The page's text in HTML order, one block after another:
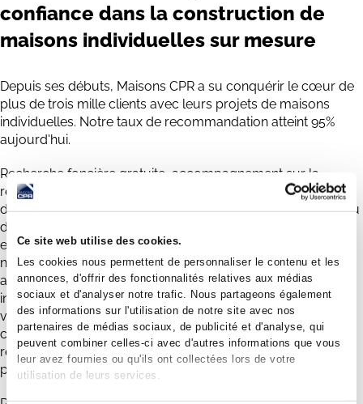
Ce site web utilise des cookies.
Les cookies nous permettent de personnaliser le contenu et les
annonces, d'offrir des fonctionnalités relatives aux médias
sociaux et d'analyser notre trafic. Nous partageons également
des informations sur l'utilisation de notre site avec nos
partenaires de médias sociaux, de publicité et d'analyse, qui
peuvent combiner celles-ci avec d'autres informations que vous
leur avez fournies ou qu'ils ont collectées lors de votre
utilisation de leurs services.
confiance dans la construction de
maisons individuelles sur mesure
Depuis ses débuts, Maisons CPR a su conquérir le cœur de
plus de trois mille clients avec leurs projets de maisons
individuelles. Notre taux de recommandation atteint 95%
aujourd'hui.
Recherche foncière gratuite, accompagnement sur la
recherche des financements avec un courtier immobilier,
définition des plans de votre maison à l'aide de notre bureau
d'études composé de 25 techniciens inventifs, des remises
exceptionnelles pour l'agencement de votre intérieur avec
notre marque BØ.HOME, des garanties qui vous protègent
avec le CCMI (contrat de construction de maison
individuelle), + de seize conducteurs de travaux & quatre-
vingts collaborateurs internes dédiés à la conduite de
chantier et à la réalisation des éléments des maisons, une
réponse du SAV en moins de 48h pour toutes vos
problématiques de nature décennale, ...